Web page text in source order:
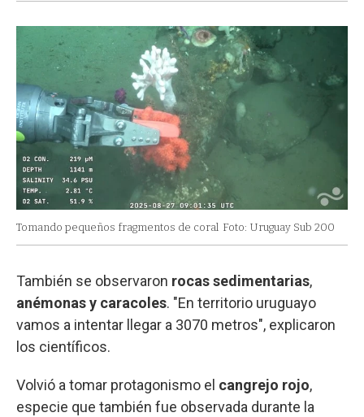
Tomando pequeños fragmentos de coral Foto: Uruguay Sub 200
También se observaron rocas sedimentarias,
anémonas y caracoles. "En territorio uruguayo
vamos a intentar llegar a 3070 metros", explicaron
los científicos.
Volvió a tomar protagonismo el cangrejo rojo,
especie que también fue observada durante la